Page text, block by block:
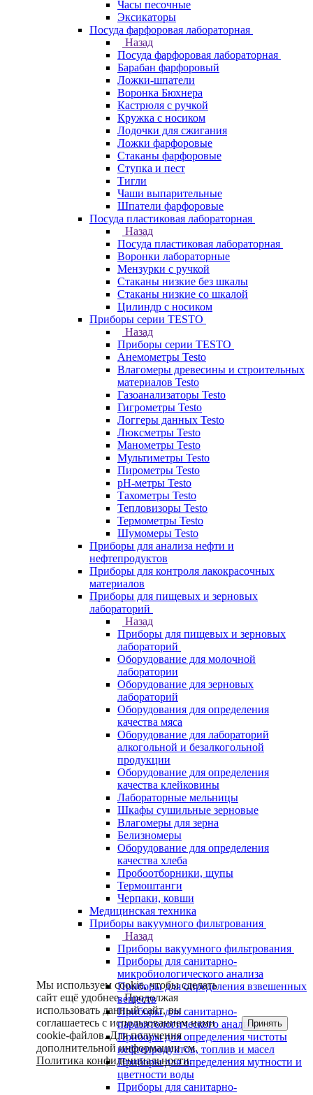
Часы песочные
Эксикаторы
Посуда фарфоровая лабораторная
Назад
Посуда фарфоровая лабораторная
Барабан фарфоровый
Ложки-шпатели
Воронка Бюхнера
Кастрюля с ручкой
Кружка с носиком
Лодочки для сжигания
Ложки фарфоровые
Стаканы фарфоровые
Ступка и пест
Тигли
Чаши выпарительные
Шпатели фарфоровые
Посуда пластиковая лабораторная
Назад
Посуда пластиковая лабораторная
Воронки лабораторные
Мензурки с ручкой
Стаканы низкие без шкалы
Стаканы низкие со шкалой
Цилиндр с носиком
Приборы серии TESTO
Назад
Приборы серии TESTO
Анемометры Testo
Влагомеры древесины и строительных
материалов Testo
Газоанализаторы Testo
Гигрометры Testo
Логгеры данных Testo
Люксметры Testo
Манометры Testo
Мультиметры Testo
Пирометры Testo
pH-метры Testo
Тахометры Testo
Тепловизоры Testo
Термометры Testo
Шумомеры Testo
Приборы для анализа нефти и
нефтепродуктов
Приборы для контроля лакокрасочных
материалов
Приборы для пищевых и зерновых
лабораторий
Назад
Приборы для пищевых и зерновых
лабораторий
Оборудование для молочной
лаборатории
Оборудование для зерновых
лабораторий
Оборудования для определения
качества мяса
Оборудование для лабораторий
алкогольной и безалкогольной
продукции
Оборудование для определения
качества клейковины
Лабораторные мельницы
Шкафы сушильные зерновые
Влагомеры для зерна
Белизномеры
Оборудование для определения
качества хлеба
Пробоотборники, щупы
Термоштанги
Черпаки, ковши
Медицинская техника
Приборы вакуумного фильтрования
Назад
Приборы вакуумного фильтрования
Приборы для санитарно-
микробиологического анализа
Приборы для определения взвешенных
веществ
Приборы для санитарно-
паразитологического анализа
Приборы для определения чистоты
нефтепродуктов, топлив и масел
Приборы для определения мутности и
цветности воды
Приборы для санитарно-
Мы используем cookie, чтобы сделать
сайт ещё удобнее. Продолжая
использовать данный сайт, вы
соглашаетесь с использованием нами
cookie-файлов. Для получения
дополнительной информации см.
Политика конфиденциальности.
Принять